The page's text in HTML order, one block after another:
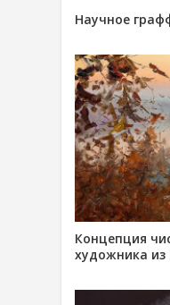
Научное
Концепция
художника